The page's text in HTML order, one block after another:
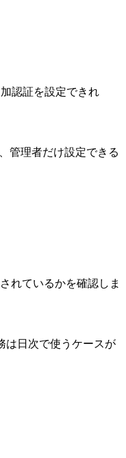
認証を設定できれ
管理者だけ設定できる
れているかを確認しま
は日次で使うケースが